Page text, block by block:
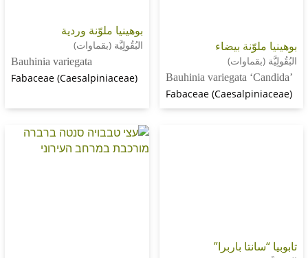
بيضاء
Bauhinia variegata
Fabaceae
بوهينيا ملوّنة وردية
البُقُولِيَّة (بقماوات)
Bauhinia variegata
Fabaceae (Caesalpiniaceae)
باربرا”